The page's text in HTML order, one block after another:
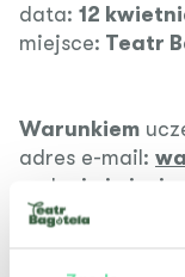
data: 12
miejsce: Teatr
Warunkiem
adres e-mail:
podanie
i adresu email.